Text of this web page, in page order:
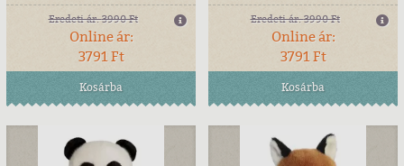
Eredeti ár:3990 Ft
Online ár:
3791 Ft
Kosárba
Eredeti ár:3990 Ft
Online ár:
3791 Ft
Kosárba